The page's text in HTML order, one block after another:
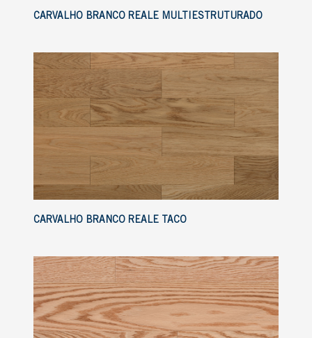
CARVALHO BRANCO REALE MULTIESTRUTURADO
CARVALHO BRANCO REALE TACO